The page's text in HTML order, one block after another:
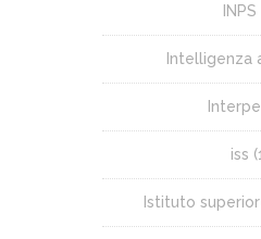
INPS
Intelligenza
iss
Istituto